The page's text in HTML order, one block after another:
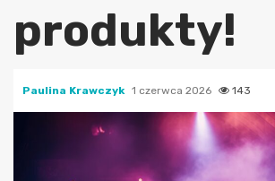
produkty!
Paulina Krawczyk 1 czerwca 2026 143